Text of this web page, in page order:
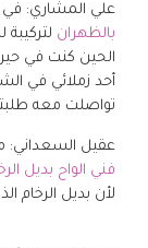
علي المشاري:
بالظهران
الحين كنت في
أحد زملائي في
تواصلت معه
عقيل السعداني:
فني الواح بديل
لأن بديل الرخام